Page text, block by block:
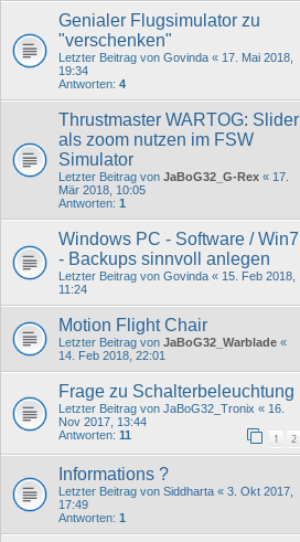
Genialer Flugsimulator zu
"verschenken"
Letzter Beitrag von Govinda « 17. Mai 2018,
19:34
Antworten: 4
Thrustmaster WARTOG: Slider
als zoom nutzen im FSW
Simulator
Letzter Beitrag von JaBoG32_G-Rex « 17.
Mär 2018, 10:05
Antworten: 1
Windows PC - Software / Win7
- Backups sinnvoll anlegen
Letzter Beitrag von Govinda « 15. Feb 2018,
11:24
Motion Flight Chair
Letzter Beitrag von JaBoG32_Warblade «
14. Feb 2018, 22:01
Frage zu Schalterbeleuchtung
Letzter Beitrag von JaBoG32_Tronix « 16.
Nov 2017, 13:44
Antworten: 11 1 2
Informations ?
Letzter Beitrag von Siddharta « 3. Okt 2017,
17:49
Antworten: 1